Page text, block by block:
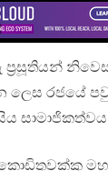
ලෙස රජයේ
කොඩිතුවක්කු